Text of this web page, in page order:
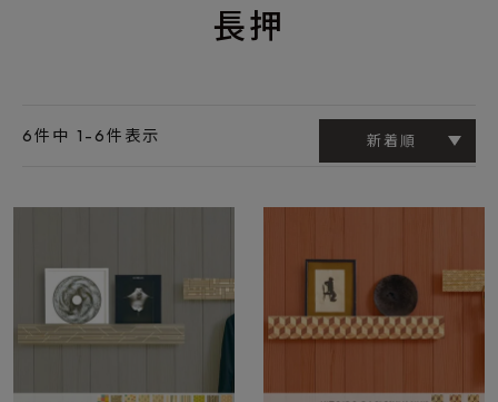
ようこそ ゲスト 様
最近チェックした商品
FAX注文はこちらから
カテゴリーから選ぶ
長押
新着順
6件中 1 -6件表示